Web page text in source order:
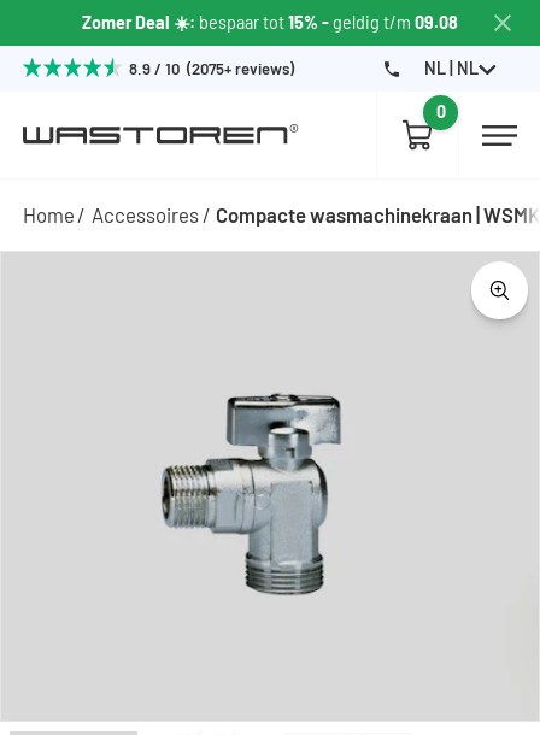
Zomer Deal ☀️: bespaar tot15% -geldig t/m 09.08
8.9 / 10 (2075+ reviews) NL | NL
0
Home Accessoires Compacte wasmachinekraan |